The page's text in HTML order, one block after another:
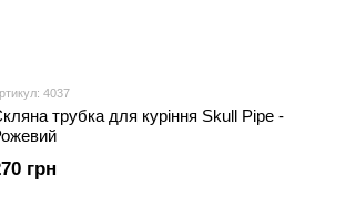
4037
трубка для куріння Skull Pipe -
грн